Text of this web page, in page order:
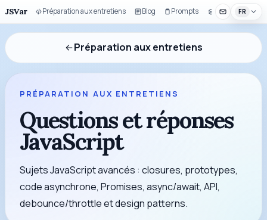
JSVar Préparation aux entretiens Blog Prompts Composants UI
FR
Préparation aux entretiens
PRÉPARATION AUX ENTRETIENS
Questions et réponses
JavaScript
Sujets JavaScript avancés : closures, prototypes,
code asynchrone, Promises, async/await, API,
debounce/throttle et design patterns.